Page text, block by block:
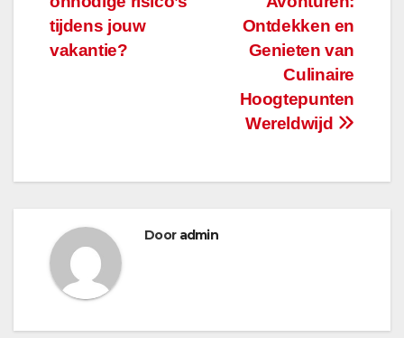
navigatie
Ontdekken en
Genieten van
Culinaire
Hoogtepunten
Wereldwijd
tijdens jouw
vakantie?
Door admin